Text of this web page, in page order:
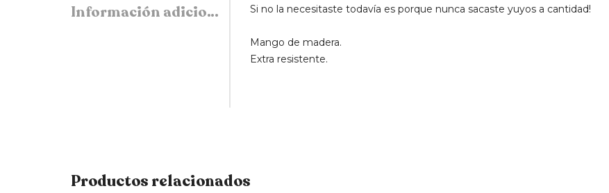
Información adicional
Si no la necesitaste todavía es porque nunca sacaste yuyos a cantidad!
Mango de madera.
Extra resistente.
Productos relacionados